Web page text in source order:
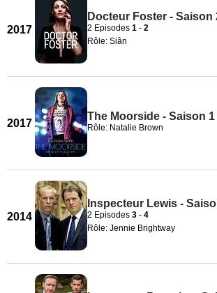
2017
Docteur Foster - Saison
2 Episodes 1 - 2
Rôle: Siân
2017
The Moorside - Saison 1
Rôle: Natalie Brown
2014
Inspecteur Lewis -
2 Episodes 3 - 4
Rôle: Jennie Brightway